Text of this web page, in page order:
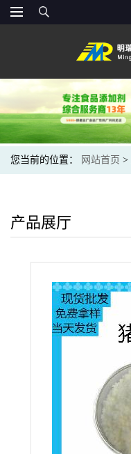
您当前的位置： 网站首页 >
产品展厅